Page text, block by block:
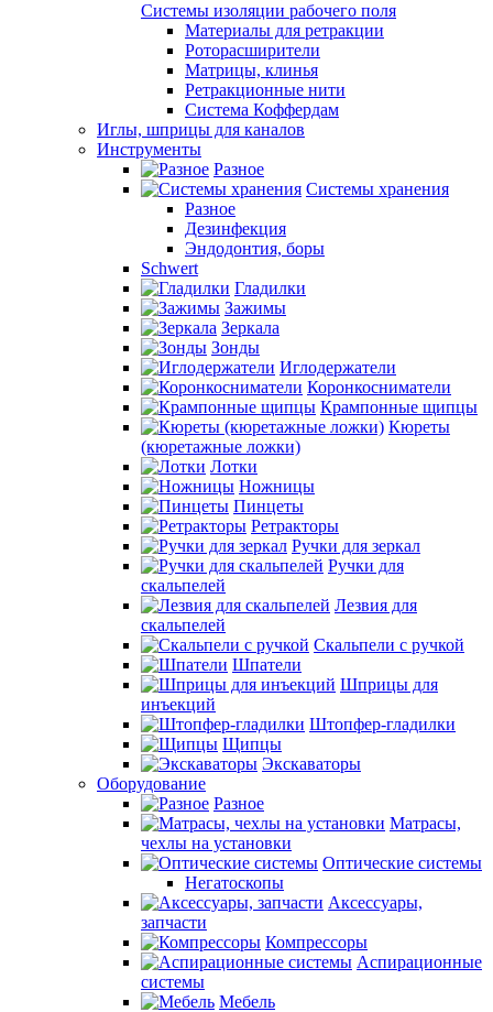
Системы изоляции рабочего поля
Материалы для ретракции
Роторасширители
Матрицы, клинья
Ретракционные нити
Система Коффердам
Иглы, шприцы для каналов
Инструменты
Разное
Системы хранения
Разное
Дезинфекция
Эндодонтия, боры
Schwert
Гладилки
Зажимы
Зеркала
Зонды
Иглодержатели
Коронкосниматели
Крампонные щипцы
Кюреты
(кюретажные ложки)
Лотки
Ножницы
Пинцеты
Ретракторы
Ручки для зеркал
Ручки для
скальпелей
Лезвия для
скальпелей
Скальпели с ручкой
Шпатели
Шприцы для
инъекций
Штопфер-гладилки
Щипцы
Экскаваторы
Оборудование
Разное
Матрасы,
чехлы на установки
Оптические системы
Негатоскопы
Аксессуары,
запчасти
Компрессоры
Аспирационные
системы
Мебель